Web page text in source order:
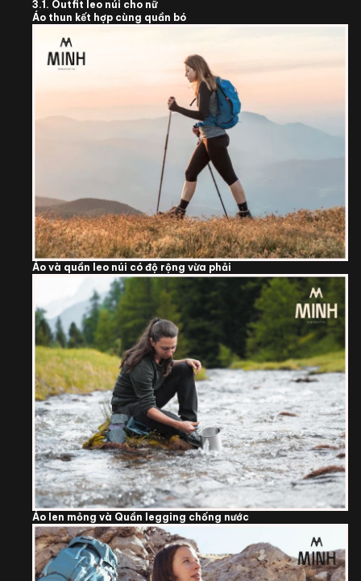
3.1. Outfit leo núi cho nữ
Áo thun kết hợp cùng quần bó
Áo và quần leo núi có độ rộng vừa phải
Áo len mỏng và Quần legging chống nước